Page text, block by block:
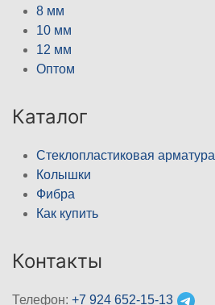
8 мм
10 мм
12 мм
Оптом
Каталог
Стеклопластиковая арматура
Колышки
Фибра
Как купить
Контакты
Телефон: +7 924 652-15-13